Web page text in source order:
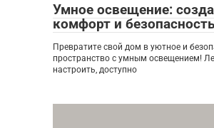
Умное освещение:
комфорт и
Превратите свой дом в уютное и
пространство с умным освещением!
настроить, доступно